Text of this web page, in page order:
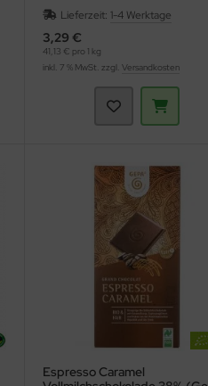
Lieferzeit:1-4 Werktage
3,29 €
41,13 € pro 1 kg
inkl. 7 % MwSt. zzgl.Versandkosten
Espresso Caramel